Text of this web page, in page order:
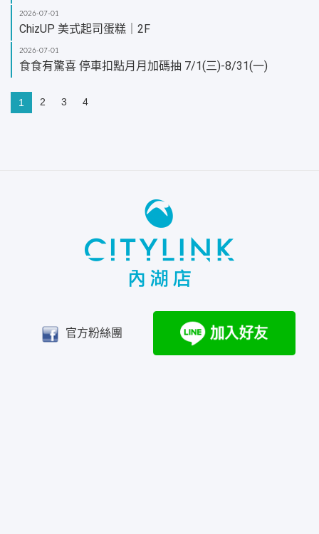
2026-07-01
ChizUP 美式起司蛋糕｜2F
2026-07-01
食食有驚喜 停車扣點月月加碼抽 7/1(三)-8/31(一)
1 2 3 4
官方粉絲團